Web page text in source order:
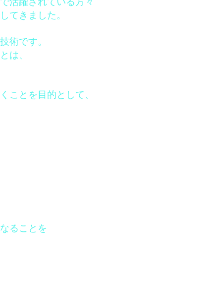
てきました。
術です。
は、
ことを目的として、
ることを